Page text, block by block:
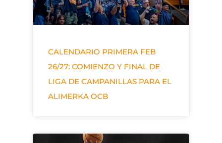
CALENDARIO PRIMERA FEB
26/27: COMIENZO Y FINAL DE
LIGA DE CAMPANILLAS PARA EL
ALIMERKA OCB